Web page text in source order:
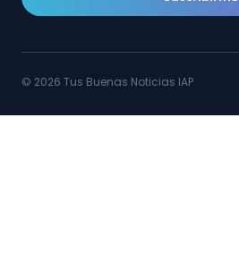
© 2026 Tus Buenas Noticias IAP